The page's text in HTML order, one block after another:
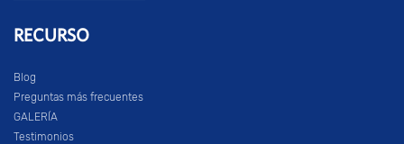
RECURSO
Blog
Preguntas más frecuentes
GALERÍA
Testimonios